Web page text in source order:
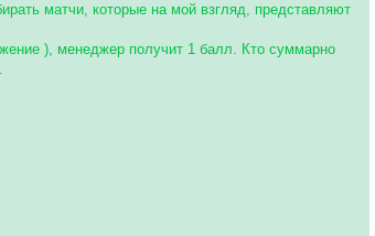
матчи, которые на мой взгляд, представляют
), менеджер получит 1 балл. Кто суммарно